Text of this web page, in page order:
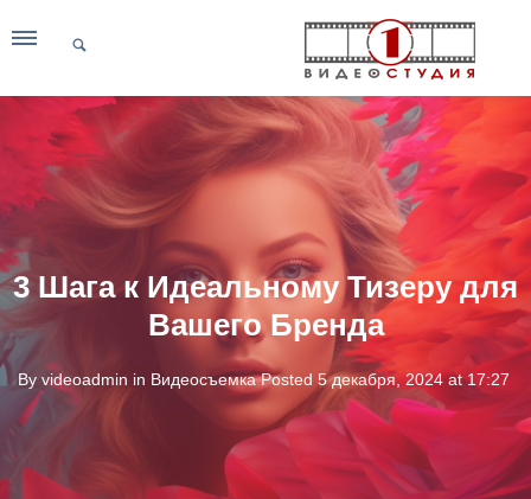
3 Шага к Идеальному Тизеру для
Вашего Бренда
By videoadmin in Видеосъемка Posted 5 декабря, 2024 at 17:27